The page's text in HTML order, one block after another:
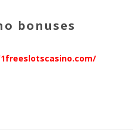
bonuses